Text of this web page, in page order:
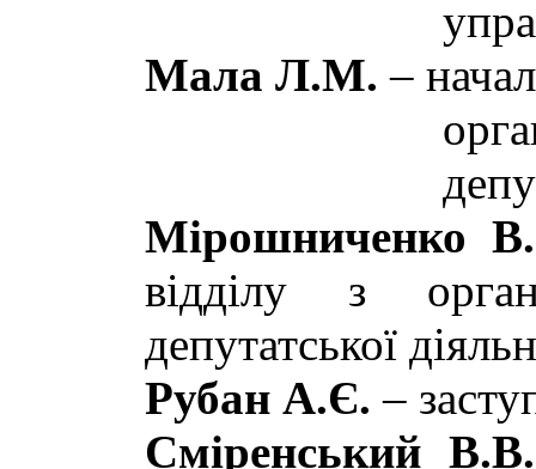
Мала Л.М.–
Мірошниченко
відділу з
депутатської
Рубан А.Є. –
Сміренський В.В.